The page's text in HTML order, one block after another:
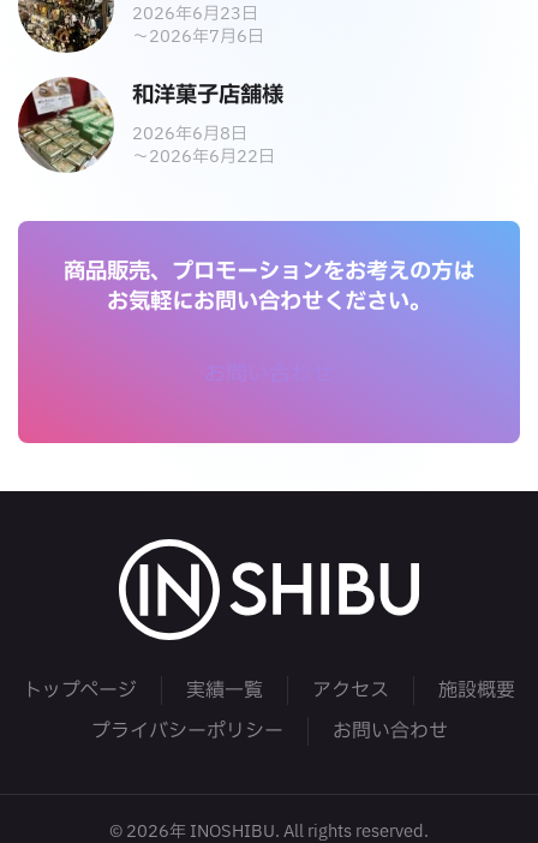
2026年6月23日
～2026年7月6日
和洋菓子店舗様
2026年6月8日
～2026年6月22日
商品販売、プロモーションをお考えの方は
お気軽にお問い合わせください。
お問い合わせ
トップページ 実績一覧 アクセス
施設概要
プライバシーポリシー
お問い合わせ
©2026年 INOSHIBU. All rights reserved.